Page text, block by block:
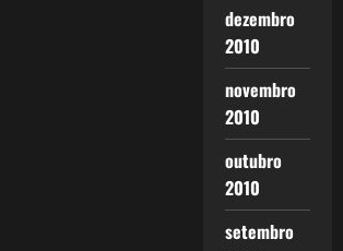
dezembro
2010
novembro
2010
outubro
2010
setembro